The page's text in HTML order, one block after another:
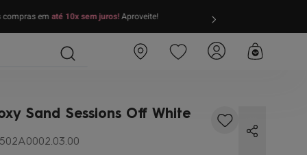
compras ematé 10x sem juros!Aproveite!
Sand Sessions Off White